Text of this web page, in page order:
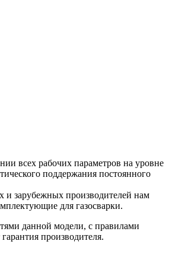
всех рабочих параметров на уровне
поддержания постоянного
и зарубежных производителей нам
для газосварки.
данной модели, с правилами
производителя.